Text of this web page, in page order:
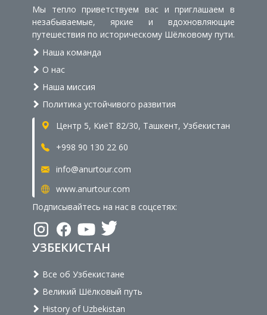
Мы тепло приветствуем вас и приглашаем в
незабываемые, яркие и вдохновляющие
путешествия по историческому Шёлковому пути.
Наша команда
О нас
Наша миссия
Политика устойчивого развития
Центр 5, КиёТ 82/30, Ташкент, Узбекистан
+998 90 130 22 60
info@anurtour.com
www.anurtour.com
Подписывайтесь на нас в соцсетях:
УЗБЕКИСТАН
Все об Узбекистане
Великий Шёлковый путь
History of Uzbekistan